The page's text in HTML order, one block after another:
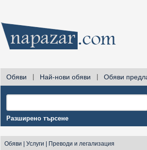
Обяви Най-нови обяви Обяви
Разширено търсене
Обяви Услуги Преводи и легализация